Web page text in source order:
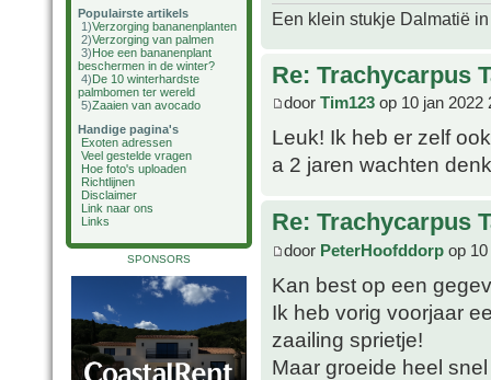
Populairste artikels
1)Verzorging bananenplanten
2)Verzorging van palmen
3)Hoe een bananenplant
beschermen in de winter?
4)De 10 winterhardste
palmbomen ter wereld
5)Zaaien van avocado
Handige pagina's
Exoten adressen
Veel gestelde vragen
Hoe foto's uploaden
Richtlijnen
Disclaimer
Link naar ons
Links
SPONSORS
Een klein stukje Dalmatië
Re: Trachycarpus
door Tim123 op 10 jan 2022
Leuk! Ik heb er zelf
a 2 jaren wachten
Re: Trachycarpus
door PeterHoofddorp op
Kan best op een
Ik heb vorig voorjaar
zaailing sprietje!
Maar groeide heel